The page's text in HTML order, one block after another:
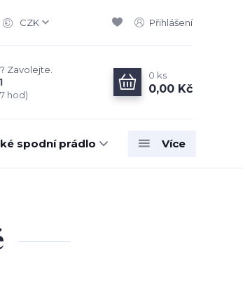
CZK Přihlášení
Zavolejte.
hod)
0 ks
0,00 Kč
spodní prádlo Více